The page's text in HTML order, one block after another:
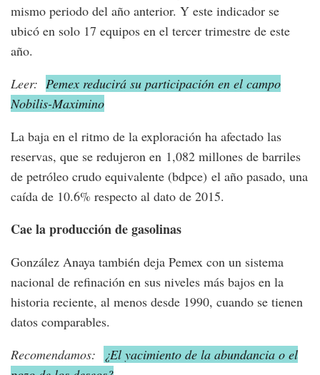
mismo periodo del año anterior. Y este indicador se
ubicó en solo 17 equipos en el tercer trimestre de este
año.
Leer: Pemex reducirá su participación en el campo
Nobilis-Maximino
La baja en el ritmo de la exploración ha afectado las
reservas, que se redujeron en 1,082 millones de barriles
de petróleo crudo equivalente (bdpce) el año pasado, una
caída de 10.6% respecto al dato de 2015.
Cae la producción de gasolinas
González Anaya también deja Pemex con un sistema
nacional de refinación en sus niveles más bajos en la
historia reciente, al menos desde 1990, cuando se tienen
datos comparables.
Recomendamos:
¿El yacimiento de la abundancia o el